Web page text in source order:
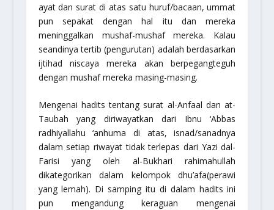
ayat dan surat di atas satu huruf/bacaan, ummat
pun sepakat dengan hal itu dan mereka
meninggalkan mushaf-mushaf mereka. Kalau
seandinya tertib (pengurutan) adalah berdasarkan
ijtihad niscaya mereka akan berpegangteguh
dengan mushaf mereka masing-masing.
Mengenai hadits tentang surat al-Anfaal dan at-
Taubah yang diriwayatkan dari Ibnu ‘Abbas
radhiyallahu ‘anhuma di atas, isnad/sanadnya
dalam setiap riwayat tidak terlepas dari Yazi dal-
Farisi yang oleh al-Bukharirahimahullah
dikategorikan dalam kelompokdhu’afa(perawi
yang lemah). Di samping itu di dalam hadits ini
pun mengandung keraguan mengenai